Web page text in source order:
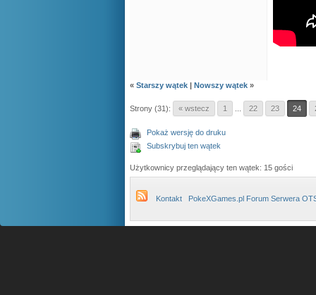
« Starszy wątek | Nowszy wątek »
Strony (31): « wstecz 1 22 23 24
Pokaż wersję do druku
Subskrybuj ten wątek
Użytkownicy przeglądający ten wątek: 15 gości
Kontakt PokeXGames.pl Forum Serwera